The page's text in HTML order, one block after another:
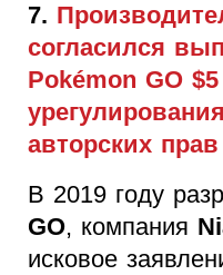
7.
согласился
Pokémon GO
авторских прав
В 2019 году
GO, компания
исковое